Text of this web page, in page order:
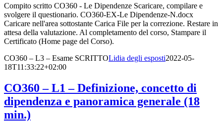
Compito scritto CO360 - Le Dipendenze Scaricare, compilare e
svolgere il questionario. CO360-EX-Le Dipendenze-N.docx
Caricare nell'area sottostante Carica File per la correzione. Restare in
attesa della valutazione. Al completamento del corso, Stampare il
Certificato (Home page del Corso).
CO360 – L3 – Esame SCRITTOLidia degli esposti2022-05-
18T11:33:22+02:00
CO360 – L1 – Definizione, concetto di
dipendenza e panoramica generale (18
min.)